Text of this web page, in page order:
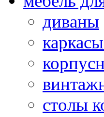
диваны
столы